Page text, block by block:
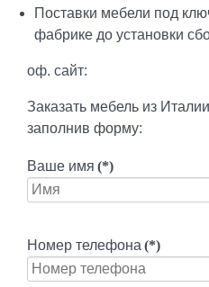
Поставки мебели под
фабрике до установки
оф. сайт:
Заказать мебель из
заполнив форму:
Ваше имя (*)
Номер телефона (*)